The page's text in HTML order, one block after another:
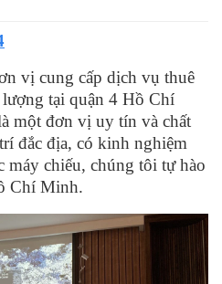
vị cung cấp dịch vụ thuê
tại quận 4 Hồ Chí
một đơn vị uy tín và chất
đắc địa, có kinh nghiệm
chiếu, chúng tôi tự hào
Chí Minh.